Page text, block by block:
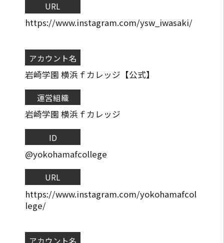
URL
https://www.instagram.com/ysw_iwasaki/
アカウント名
岩崎学園 横浜ｆカレッジ【公式】
運営組織
岩崎学園 横浜ｆカレッジ
ID
@yokohamafcollege
URL
https://www.instagram.com/yokohamafcol
lege/
アカウント名